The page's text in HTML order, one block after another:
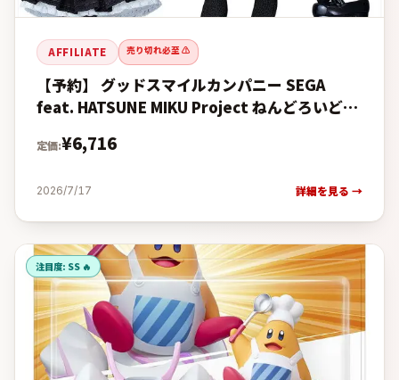
AFFILIATE 売り切れ必至 ⚠️
【予約】 グッドスマイルカンパニー SEGA
feat. HATSUNE MIKU Project ねんどろいどど
定価:¥6,716
2026/7/17 詳細を見る →
注目度: SS 🔥